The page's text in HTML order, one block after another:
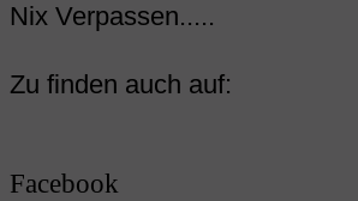
Nix Verpassen.....
Zu finden auch auf:
Facebook